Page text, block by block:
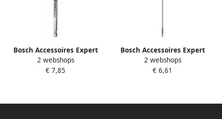
Bosch Accessoires Expert
SelfCut Speed speedboor 35
x 152 mm 1 stuk(s)
2 webshops
€ 7,85
Bosch Accessoires Expert
SelfCut Speed speedboor 6 x
400 mm 1 stuk(s)
2 webshops
€ 6,61